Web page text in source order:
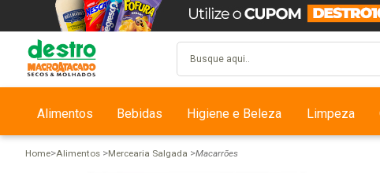
Alimentos Bebidas Higiene e Beleza Limpeza
Home Alimentos Mercearia Salgada Macarrões